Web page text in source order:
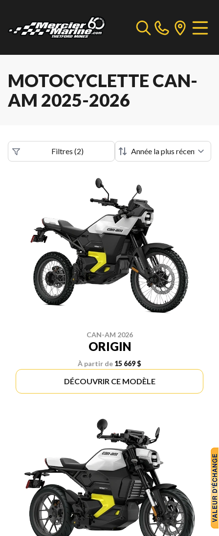
MOTOCYCLETTE CAN-
AM 2025-2026
Filtres (2)
CAN-AM 2026
ORIGIN
À partir de 15 669 $
DÉCOUVRIR CE MODÈLE